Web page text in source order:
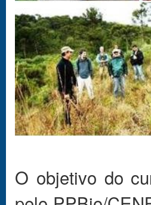
O objetivo do